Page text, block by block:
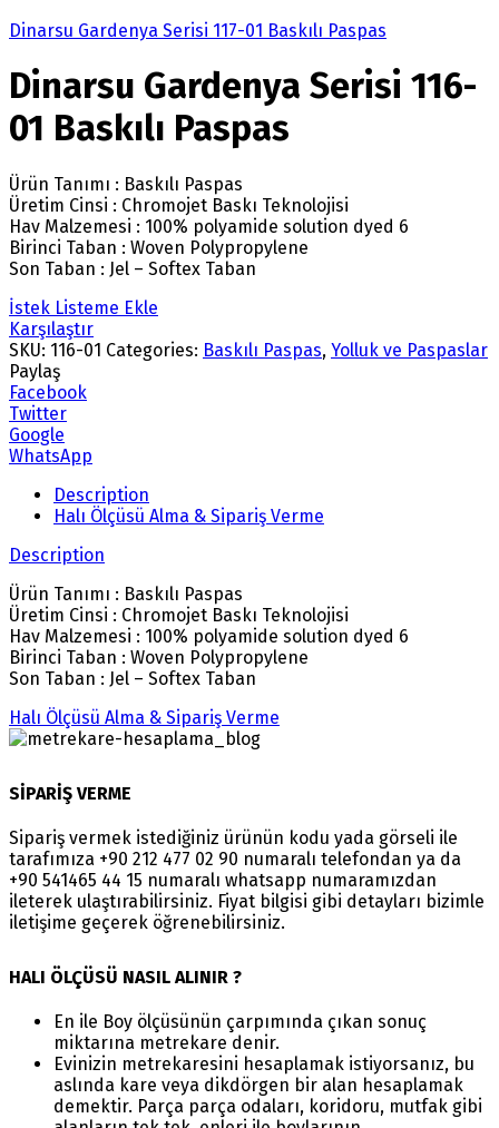
Dinarsu Gardenya Serisi 117-01 Baskılı Paspas
Dinarsu Gardenya Serisi 116-
01 Baskılı Paspas
Ürün Tanımı : Baskılı Paspas
Üretim Cinsi : Chromojet Baskı Teknolojisi
Hav Malzemesi : 100% polyamide solution dyed 6
Birinci Taban : Woven Polypropylene
Son Taban : Jel – Softex Taban
İstek Listeme Ekle
Karşılaştır
SKU: 116-01 Categories: Baskılı Paspas, Yolluk ve Paspaslar
Paylaş
Facebook
Twitter
Google
WhatsApp
Description
Halı Ölçüsü Alma & Sipariş Verme
Description
Ürün Tanımı : Baskılı Paspas
Üretim Cinsi : Chromojet Baskı Teknolojisi
Hav Malzemesi : 100% polyamide solution dyed 6
Birinci Taban : Woven Polypropylene
Son Taban : Jel – Softex Taban
Halı Ölçüsü Alma & Sipariş Verme
SİPARİŞ VERME
Sipariş vermek istediğiniz ürünün kodu yada görseli ile
tarafımıza +90 212 477 02 90 numaralı telefondan ya da
+90 541465 44 15 numaralı whatsapp numaramızdan
ileterek ulaştırabilirsiniz. Fiyat bilgisi gibi detayları bizimle
iletişime geçerek öğrenebilirsiniz.
HALI ÖLÇÜSÜ NASIL ALINIR ?
En ile Boy ölçüsünün çarpımında çıkan sonuç
miktarına metrekare denir.
Evinizin metrekaresini hesaplamak istiyorsanız, bu
aslında kare veya dikdörgen bir alan hesaplamak
demektir. Parça parça odaları, koridoru, mutfak gibi